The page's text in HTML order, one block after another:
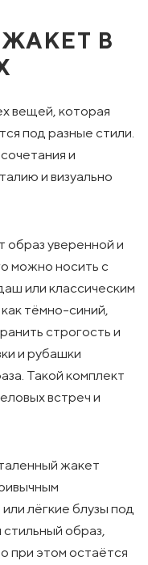
В
вещей, которая
под разные стили.
и
и визуально
образ уверенной и
можно носить с
или классическим
тёмно-синий,
строгость и
и рубашки
Такой комплект
встреч и
жакет
лёгкие блузы под
образ,
при этом остаётся